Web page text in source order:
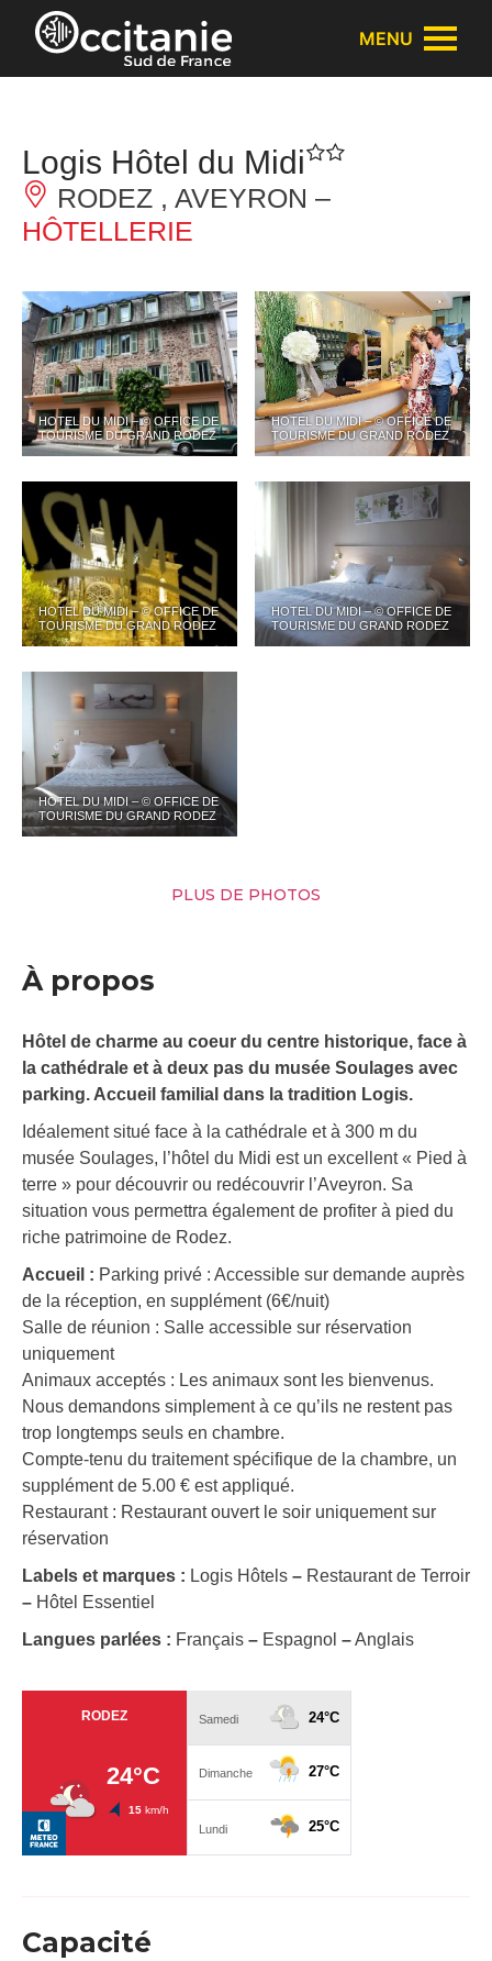
Panneau de gestion des cookies
MENU
Logis Hôtel du Midi
RODEZ , AVEYRON –
HÔTELLERIE
HOTEL DU MIDI – © OFFICE DE
TOURISME DU GRAND RODEZ
HOTEL DU MIDI – © OFFICE DE
TOURISME DU GRAND RODEZ
HOTEL DU MIDI – © OFFICE DE
TOURISME DU GRAND RODEZ
HOTEL DU MIDI – © OFFICE DE
TOURISME DU GRAND RODEZ
HOTEL DU MIDI – © OFFICE DE
TOURISME DU GRAND RODEZ
PLUS DE PHOTOS
À propos
Hôtel de charme au coeur du centre historique, face à
la cathédrale et à deux pas du musée Soulages avec
parking. Accueil familial dans la tradition Logis.
Idéalement situé face à la cathédrale et à 300 m du
musée Soulages, l’hôtel du Midi est un excellent « Pied à
terre » pour découvrir ou redécouvrir l’Aveyron. Sa
situation vous permettra également de profiter à pied du
riche patrimoine de Rodez.
Accueil : Parking privé : Accessible sur demande auprès
de la réception, en supplément (6€/nuit)
Salle de réunion : Salle accessible sur réservation
uniquement
Animaux acceptés : Les animaux sont les bienvenus.
Nous demandons simplement à ce qu’ils ne restent pas
trop longtemps seuls en chambre.
Compte-tenu du traitement spécifique de la chambre, un
supplément de 5.00 € est appliqué.
Restaurant : Restaurant ouvert le soir uniquement sur
réservation
Labels et marques : Logis Hôtels – Restaurant de Terroir
– Hôtel Essentiel
Langues parlées : Français – Espagnol –Anglais
Capacité